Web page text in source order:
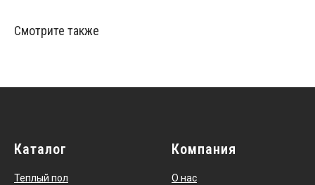
Смотрите также
Каталог
Теплый пол
Компания
О нас